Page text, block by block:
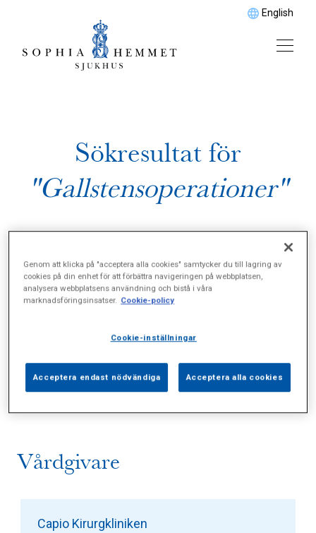
English
Sökresultat för
"Gallstensoperationer"
Sidor (0) Press (0) Sophianytt (0)
Vårdgivare
Capio Kirurgkliniken
Genom att klicka på "acceptera alla cookies" samtycker du till lagring av
cookies på din enhet för att förbättra navigeringen på webbplatsen,
analysera webbplatsens användning och bistå i våra
marknadsföringsinsatser. Cookie-policy
Cookie-inställningar
Acceptera endast nödvändiga Acceptera alla cookies